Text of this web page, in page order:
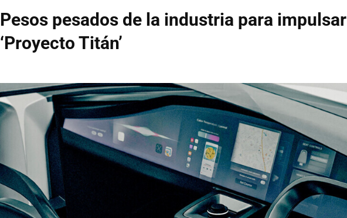
Pesos pesados de la industria para
‘Proyecto Titán’